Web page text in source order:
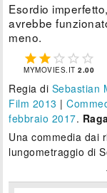
Esordio
avrebbe
meno.
    
MYMOVIES.IT2.00
Regia di Sebastian
Film 2013 |
febbraio 2017.
Una commedia dai
lungometraggio di